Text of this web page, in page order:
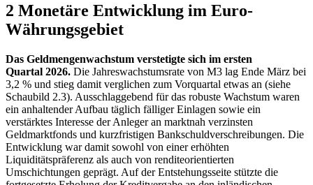
2 Monetäre Entwicklung im Euro-
Währungsgebiet
Das Geldmengenwachstum verstetigte sich im ersten
Quartal 2026. Die Jahreswachstumsrate von M3 lag Ende März bei
3,2 % und stieg damit verglichen zum Vorquartal etwas an (siehe
Schaubild 2.3). Ausschlaggebend für das robuste Wachstum waren
ein anhaltender Aufbau täglich fälliger Einlagen sowie ein
verstärktes Interesse der Anleger an marktnah verzinsten
Geldmarktfonds und kurzfristigen Bankschuldverschreibungen. Die
Entwicklung war damit sowohl von einer erhöhten
Liquiditätspräferenz als auch von renditeorientierten
Umschichtungen geprägt. Auf der Entstehungsseite stützte die